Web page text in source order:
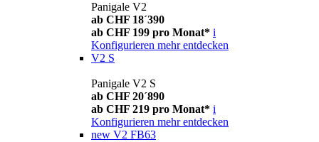
Panigale V2
ab CHF 18´390
ab CHF 199 pro Monat* i
Konfigurieren mehr entdecken
V2 S
Panigale V2 S
ab CHF 20´890
ab CHF 219 pro Monat* i
Konfigurieren mehr entdecken
new V2 FB63